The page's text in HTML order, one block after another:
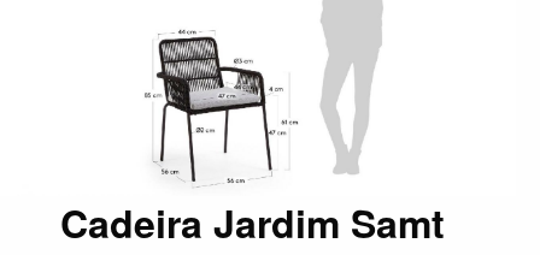
Cadeira Jardim Samt